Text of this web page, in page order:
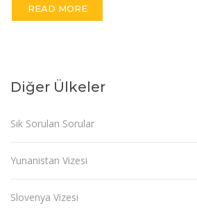
READ MORE
Diğer Ülkeler
Sık Sorulan Sorular
Yunanistan Vizesi
Slovenya Vizesi